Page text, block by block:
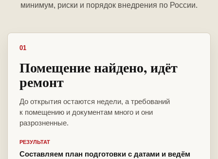
минимум, риски и порядок внедрения по России.
01
Помещение найдено, идёт
ремонт
До открытия остаются недели, а требований
к помещению и документам много и они
разрозненные.
РЕЗУЛЬТАТ
Составляем план подготовки с датами и ведём